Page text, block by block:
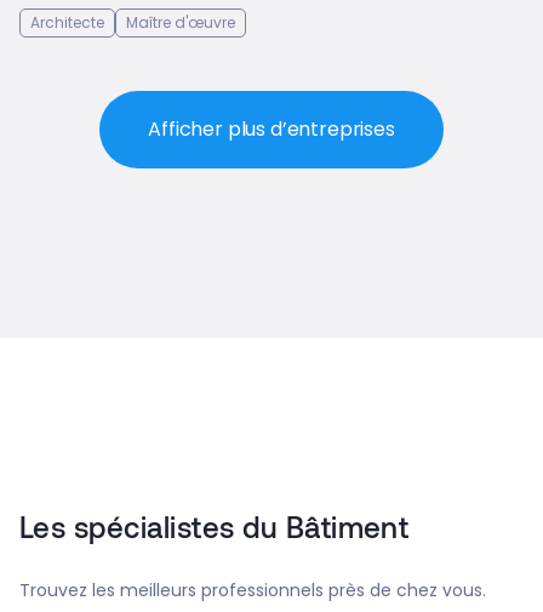
Architecte Maître d'œuvre
Afficher plus d’entreprises
Les spécialistes du Bâtiment
Trouvez les meilleurs professionnels près de chez vous.